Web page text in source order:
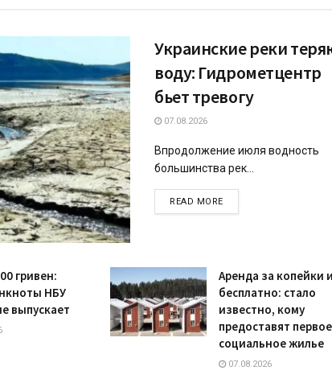
Украинские реки
воду: Гидрометцентр
бьет тревогу
07.08.2026
Впродолжение июля водность
большинства рек...
READ MOREDETAILS
гривен:
НБУ
выпускает
Аренда за копейки
бесплатно: стало
известно, кому
предоставят первое
социальное жилье
07.08.2026